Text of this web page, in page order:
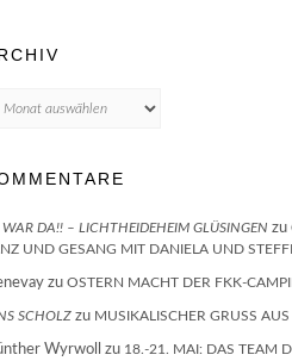
WAR DA!! – LICHTHEIDEHEIM GLÜSINGEN zu
UND GESANG MIT DANIELA UND STEFFI
zu OSTERN MACHT DER FKK-
SCHOLZ zu MUSIKALISCHER GRUSS
Wyrwoll zu 18.-21. MAI: DAS TEAM